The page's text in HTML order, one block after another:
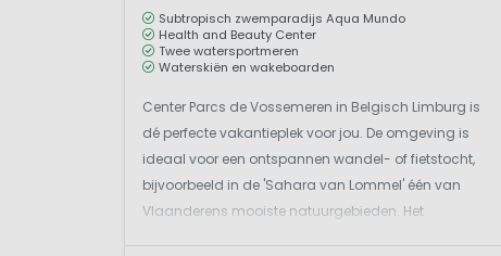
Subtropisch zwemparadijs Aqua Mundo
Health and Beauty Center
Twee watersportmeren
Waterskiën en wakeboarden
Center Parcs de Vossemeren in Belgisch Limburg is
dé perfecte vakantieplek voor jou. De omgeving is
ideaal voor een ontspannen wandel- of fietstocht,
bijvoorbeeld in de 'Sahara van Lommel' één van
Vlaanderens mooiste natuurgebieden. Het